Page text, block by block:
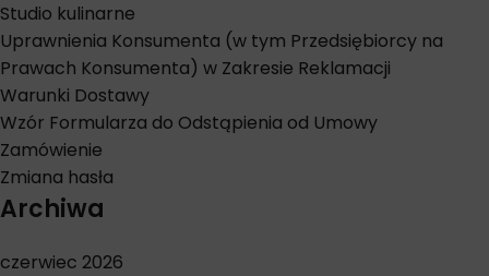
Studio kulinarne
Uprawnienia Konsumenta (w tym Przedsiębiorcy na
Prawach Konsumenta) w Zakresie Reklamacji
Warunki Dostawy
Wzór Formularza do Odstąpienia od Umowy
Zamówienie
Zmiana hasła
Archiwa
czerwiec 2026